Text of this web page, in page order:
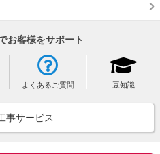
お客様をサポート
よくあるご質問 豆知識
事サービス